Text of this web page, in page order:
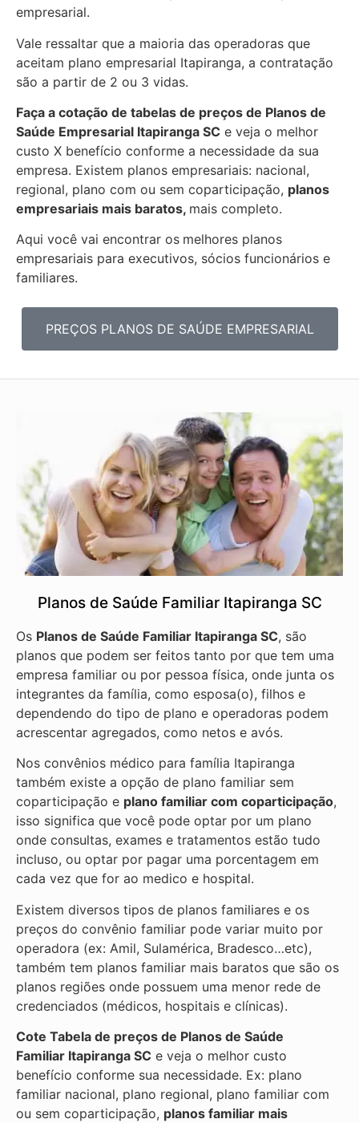
empresarial.
Vale ressaltar que a maioria das operadoras que
aceitam plano empresarial Itapiranga, a contratação
são a partir de 2 ou 3 vidas.
Faça a cotação de tabelas de preços de Planos de
Saúde Empresarial Itapiranga SC e veja o melhor
custo X benefício conforme a necessidade da sua
empresa. Existem planos empresariais: nacional,
regional, plano com ou sem coparticipação, planos
empresariais mais baratos, mais completo.
Aqui você vai encontrar os melhores planos
empresariais para executivos, sócios funcionários e
familiares.
PREÇOS PLANOS DE SAÚDE EMPRESARIAL
Planos de Saúde Familiar Itapiranga SC
Os Planos de Saúde Familiar Itapiranga SC, são
planos que podem ser feitos tanto por que tem uma
empresa familiar ou por pessoa física, onde junta os
integrantes da família, como esposa(o), filhos e
dependendo do tipo de plano e operadoras podem
acrescentar agregados, como netos e avós.
Nos convênios médico para família Itapiranga
também existe a opção de plano familiar sem
coparticipação e plano familiar com coparticipação,
isso significa que você pode optar por um plano
onde consultas, exames e tratamentos estão tudo
incluso, ou optar por pagar uma porcentagem em
cada vez que for ao medico e hospital.
Existem diversos tipos de planos familiares e os
preços do convênio familiar pode variar muito por
operadora (ex: Amil, Sulamérica, Bradesco…etc),
também tem planos familiar mais baratos que são os
planos regiões onde possuem uma menor rede de
credenciados (médicos, hospitais e clínicas).
Cote Tabela de preços de Planos de Saúde
Familiar Itapiranga SC e veja o melhor custo
benefício conforme sua necessidade. Ex: plano
familiar nacional, plano regional, plano familiar com
ou sem coparticipação, planos familiar mais